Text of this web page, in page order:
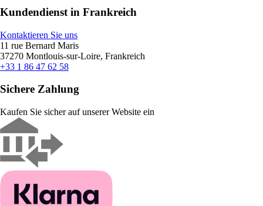
Kundendienst in Frankreich
Kontaktieren Sie uns
11 rue Bernard Maris
37270 Montlouis-sur-Loire, Frankreich
+33 1 86 47 62 58
Sichere Zahlung
Kaufen Sie sicher auf unserer Website ein